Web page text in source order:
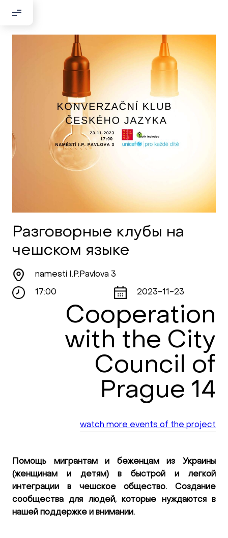
Добрый день!
Если вы хотите с нами связаться,
пожалуйста, контактируйте нас:
По адресу:
Kontaktní e-mail:
youthincluded@gmail.com
Или в соцсети Telegram:
@Interkulturnipracepraha14
Разговорные клубы на
чешском языке
namesti I.P.Pavlova 3
17:00 2023-11-23
Cooperation
with the City
Council of
Prague 14
watch more events of the project
Помощь мигрантам и беженцам из Украины
(женщинам и детям) в быстрой и легкой
интеграции в чешское общество. Создание
сообщества для людей, которые нуждаются в
нашей поддержке и внимании.